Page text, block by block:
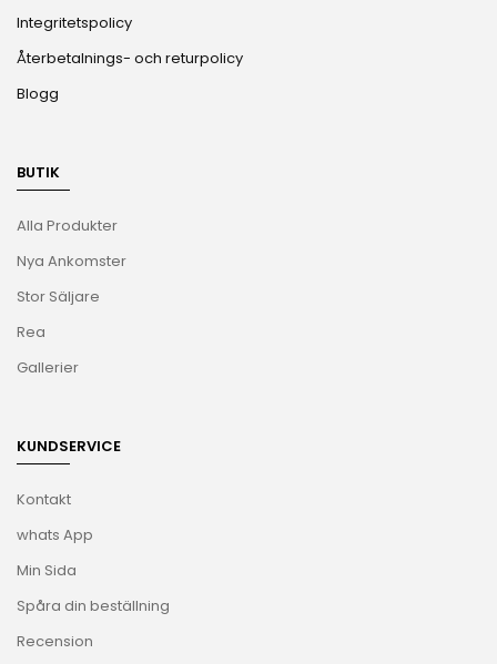
Integritetspolicy
Återbetalnings- och returpolicy
Blogg
BUTIK
Alla Produkter
Nya Ankomster
Stor Säljare
Rea
Gallerier
KUNDSERVICE
Kontakt
whats App
Min Sida
Spåra din beställning
Recension